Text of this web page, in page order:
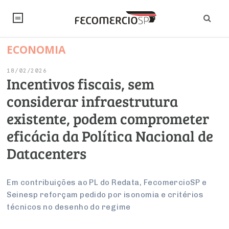
NOTÍCIAS
Artigos
Institucional
Debates Fecomercio-SP
PROJETOS ESPECIAIS:
UM BRASIL
Economia
Pesquisas
Brasil
Modernização do Estado
Economia Digital
Legislação
Trabalho
Arbitragem e Mediação
Reforma Tributária
Negócios
Atacado
Sustentabilidade
ESG
Últimas Notícias
PESQUISAS
FALE CONOSCO
INSTITUCIONAL
Imprensa
CONSELHOS
Conselho de Turismo
EMPRESAS
ECONOMIA
18/02/2026
Incentivos fiscais, sem
considerar infraestrutura
existente, podem comprometer
eficácia da Política Nacional de
Datacenters
Em contribuições ao PL do Redata, FecomercioSP e
Seinesp reforçam pedido por isonomia e critérios
técnicos no desenho do regime